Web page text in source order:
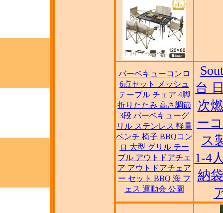
バーベキューコンロ
6点セット メッシュ
テーブル チェア 4脚
折りたたみ 高さ調節
3段 バーベキューグ
リル ステンレス 軽量
ベンチ 椅子 BBQコン
ロ 大型 グリル テー
ブル アウトドアチェ
ア アウトドアチェア
ー セット BBQ 海 フ
ェス 運動会 公園
台
次
ー
ス
1-4
納